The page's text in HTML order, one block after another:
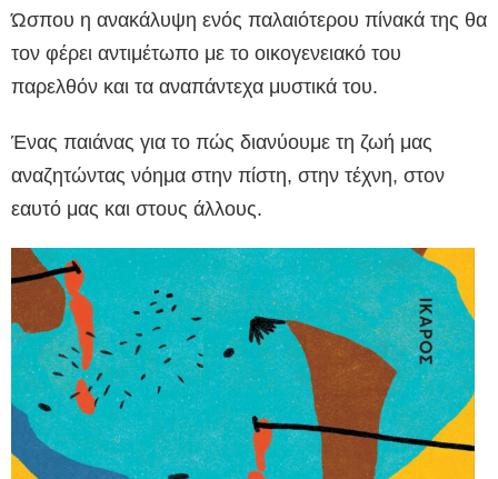
Ώσπου η ανακάλυψη ενός παλαιότερου πίνακά της θα
τον φέρει αντιμέτωπο με το οικογενειακό του
παρελθόν και τα αναπάντεχα μυστικά του.
Ένας παιάνας για το πώς διανύουμε τη ζωή μας
αναζητώντας νόημα στην πίστη, στην τέχνη, στον
εαυτό μας και στους άλλους.